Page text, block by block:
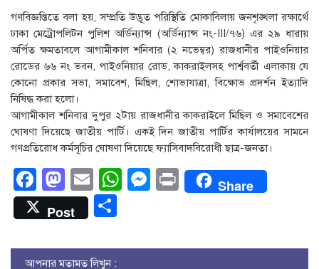
গণবিজ্ঞপ্তিতে বলা হয়, সম্প্রতি উদ্ভূত পরিস্থিতি মোকাবিলায় জনশৃঙ্খলা রক্ষার্থে
ঢাকা মেট্রোপলিটন পুলিশ অর্ডিন্যান্স (অর্ডিন্যান্স নং-III/৭৬) এর ২৯ ধারায়
অর্পিত ক্ষমতাবলে আগামীকাল শনিবার (২ নভেম্বর) রাজধানীর পাইওনিয়ার
রোডের ৬৬ নং ভবন, পাইওনিয়ার রোড, কাকরাইলসহ পার্শ্ববর্তী এলাকায় যে
কোনো প্রকার সভা, সমাবেশ, মিছিল, শোভাযাত্রা, বিক্ষোভ প্রদর্শন ইত্যাদি
নিষিদ্ধ করা হলো।
আগামীকাল শনিবার দুপুর ২টায় রাজধানীর কাকরাইলে মিছিল ও সমাবেশের
ঘোষণা দিয়েছে জাতীয় পার্টি। একই দিন জাতীয় পার্টির কার্যালয়ের সামনে
গণপ্রতিরোধ কর্মসূচির ঘোষণা দিয়েছে ফ্যাসিবাদবিরোধী ছাত্র-জনতা।
Facebook
Mastodon
EmailWhatsApp
Messenger
PrintShare
Post
আপনার মতামত লিখুন :